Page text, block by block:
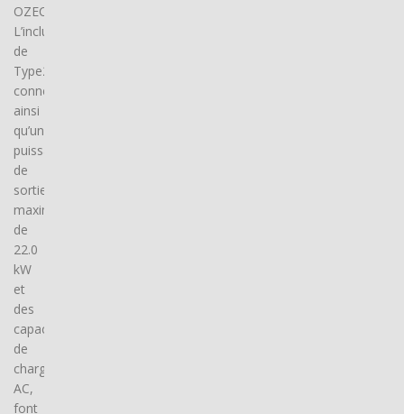
OZECAR.
L’inclusion
de
Type2
connector(s),
ainsi
qu’une
puissance
de
sortie
maximale
de
22.0
kW
et
des
capacités
de
charge
AC,
font